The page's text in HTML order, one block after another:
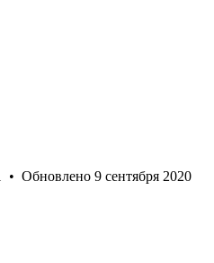
• Обновлено 9 сентября 2020